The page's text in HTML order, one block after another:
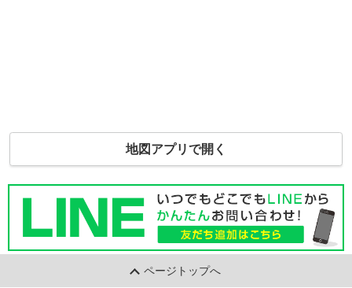
地図アプリで開く
ページトップへ